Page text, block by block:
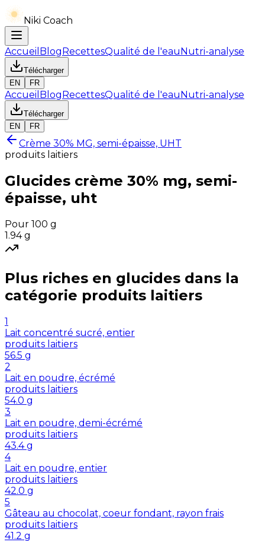
Niki Coach
Accueil BlogRecettesQualité de l'eauNutri-analyse
Télécharger
EN
FR
Accueil BlogRecettesQualité de l'eauNutri-analyse
Télécharger
EN
FR
Crème 30% MG, semi-épaisse, UHT
produits laitiers
Glucides crème 30% mg, semi-
épaisse, uht
Pour 100 g
1.94 g
Plus riches en glucides dans la
catégorie produits laitiers
1
Lait concentré sucré, entier
produits laitiers
56.5 g
2
Lait en poudre, écrémé
produits laitiers
54.0 g
3
Lait en poudre, demi-écrémé
produits laitiers
43.4 g
4
Lait en poudre, entier
produits laitiers
42.0 g
5
Gâteau au chocolat, coeur fondant, rayon frais
produits laitiers
41.2 g